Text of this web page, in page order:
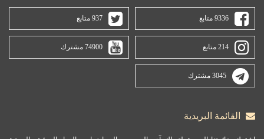
9336 متابع 937 متابع
214 متابع 74900 مشترك
3045 مشترك
القائمة البريدية